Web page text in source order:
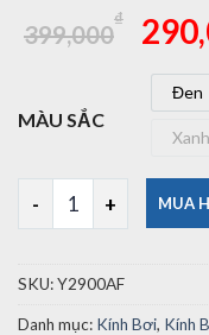
399,000
₫
Giá
gốc
là:
MÀU SẮC
Đen
Đen
Kính Bơi Yingfa
MUA
SKU:Y2900AF
Danh mục: Kính Bơi, Kính